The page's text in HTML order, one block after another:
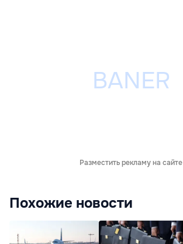
Разместить рекламу на сайте
Похожие новости